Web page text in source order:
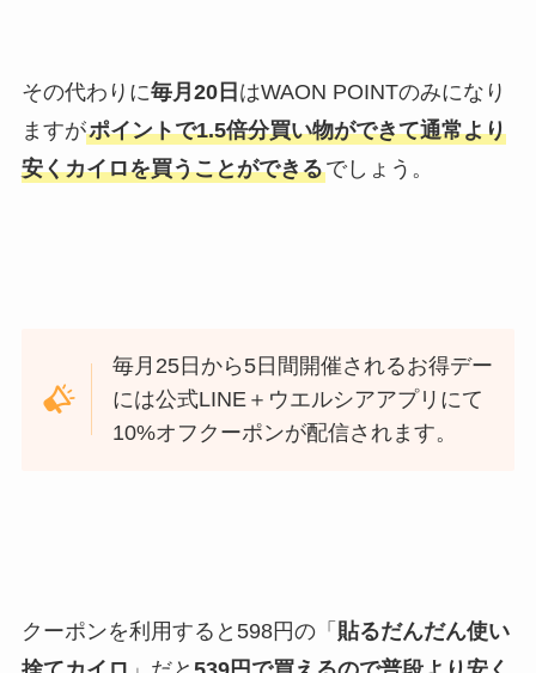
その代わりに毎月20日 はWAON POINTのみになり
ますがポイントで1.5倍分買い物ができて通常より
安くカイロを買うことができるでしょう。
毎月25日から5日間開催されるお得デー
には公式LINE＋ウエルシアアプリにて
10%オフクーポンが配信されます。
クーポンを利用すると598円の「 貼るだんだん使い